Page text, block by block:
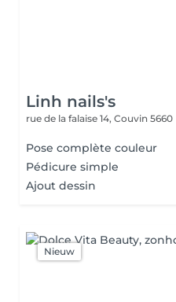
Linh nails's
rue de la falaise 14, Couvin 5660
Pose complète couleur
Pédicure simple
Ajout dessin
Nieuw